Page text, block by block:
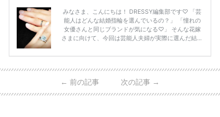
みなさま、こんにちは！ DRESSY編集部です♡ 「芸
能人はどんな結婚指輪を選んでいるの？」 「憧れの
女優さんと同じブランドが気になる♡」 そんな花嫁
さまに向けて、今回は芸能人夫婦が実際に選んだ結婚
ーウィンストンやカルティエ、ティファニーなど世界
日本で人気のブランドまで幅広くご紹介。 さらに、
・愛用している芸能人夫婦 ・リングの特徴や魅力 ・
← 前の記事 次の記事 →